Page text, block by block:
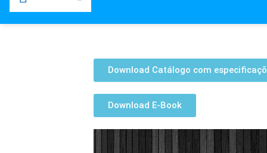
Download Catálogo com
Download E-Book